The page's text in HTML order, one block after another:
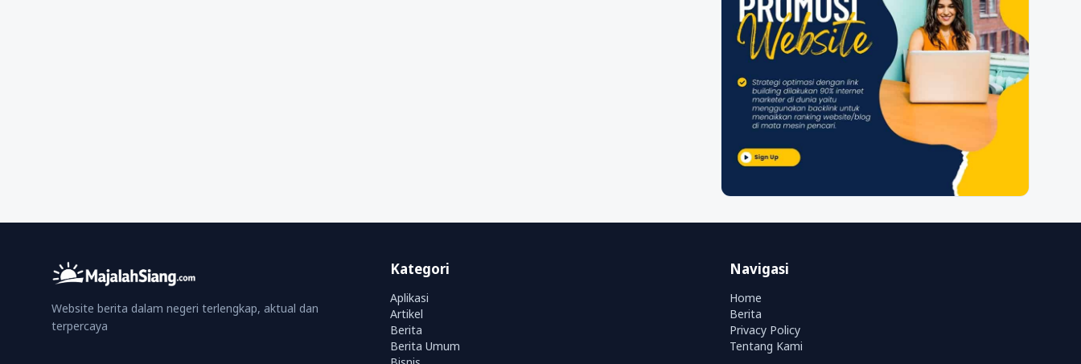
Website berita dalam negeri terlengkap, aktual dan
terpercaya
Kategori
Aplikasi
Artikel
Berita
Berita Umum
Navigasi
Home
Berita
Privacy Policy
Tentang Kami